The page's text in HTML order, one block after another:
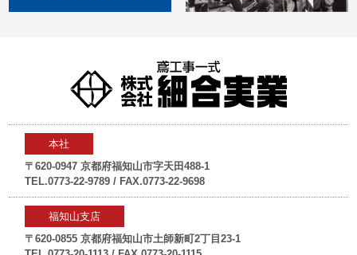
本社
〒620-0947 京都府福知山市字天田488-1
TEL.0773-22-9789 / FAX.0773-22-9698
福知山支店
〒620-0855 京都府福知山市土師新町2丁目23-1